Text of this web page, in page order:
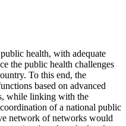
health, with adequate
the public health challenges
To this end, the
based on advanced
while linking with the
of a national public
network of networks would